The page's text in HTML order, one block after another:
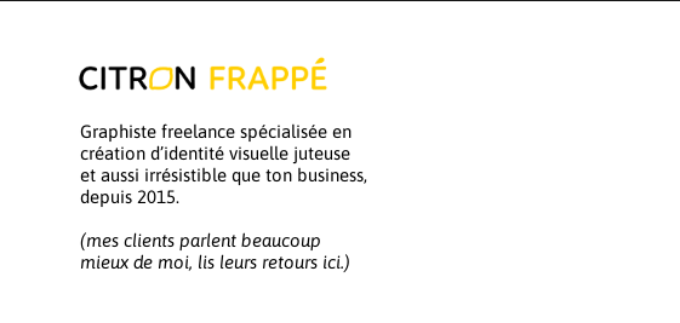
Graphiste freelance spécialisée en
création d’identité visuelle juteuse
et aussi irrésistible que ton business,
depuis 2015.
(mes clients parlent beaucoup
mieux de moi, lis leurs retours ici.)